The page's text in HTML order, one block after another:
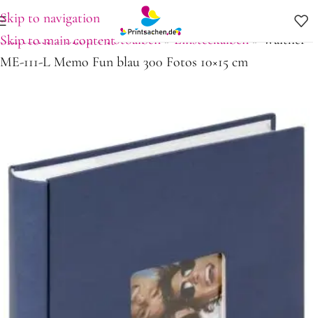
Skip to navigation
Skip to main content
Startseite»Shop»Fotoalben»Einsteckalben » Walther
ME-111-L Memo Fun blau 300 Fotos 10×15 cm